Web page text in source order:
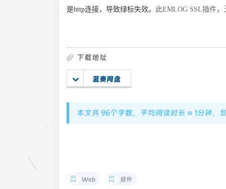
是http连接，导致绿标失效。 此EMLOG SSL插件
下载地址
蓝奏网盘
本文共 96个字数，平均阅读时长 ≈ 1分钟，
Web 插件